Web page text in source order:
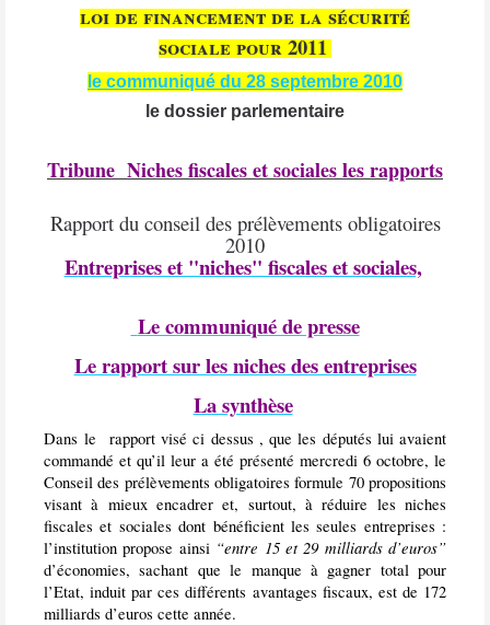
loi de financement de la sécurité
sociale pour 2011
le communiqué du 28 septembre 2010
le dossier parlementaire
Tribune Niches fiscales et sociales les rapports
Rapport du conseil des prélèvements obligatoires
2010
Entreprises et "niches" fiscales et sociales,
Le communiqué de presse
Le rapport sur les niches des entreprises
La synthèse
Dans le rapport visé ci dessus , que les députés lui avaient
commandé et qu’il leur a été présenté mercredi 6 octobre, le
Conseil des prélèvements obligatoires formule 70 propositions
visant à mieux encadrer et, surtout, à réduire les niches
fiscales et sociales dont bénéficient les seules entreprises :
l’institution propose ainsi “entre 15 et 29 milliards d’euros”
d’économies, sachant que le manque à gagner total pour
l’Etat, induit par ces différents avantages fiscaux, est de 172
milliards d’euros cette année.